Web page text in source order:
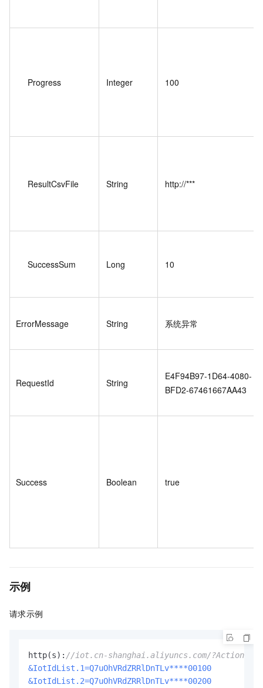
Progress Integer 100
ResultCsvFile String http://***
SuccessSum Long 10
ErrorMessage String 系统异常
RequestId String
E4F94B97-1D64-4080-
BFD2-67461667AA43
Success Boolean true
示例
请求示例
http(s): //iot.cn-shanghai.aliyuncs.com/
&IotIdList.1=Q7uOhVRdZRRlDnTLv****00100
&IotIdList.2=Q7uOhVRdZRRlDnTLv****00200